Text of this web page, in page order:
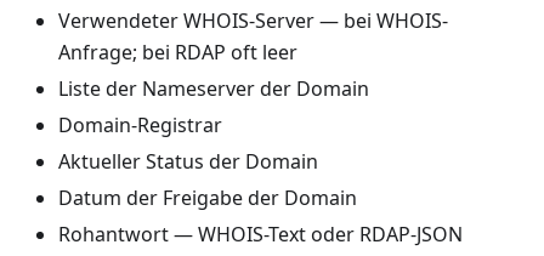
Verwendeter WHOIS-Server — bei WHOIS-
Anfrage; bei RDAP oft leer
Liste der Nameserver der Domain
Domain-Registrar
Aktueller Status der Domain
Datum der Freigabe der Domain
Rohantwort — WHOIS-Text oder RDAP-JSON